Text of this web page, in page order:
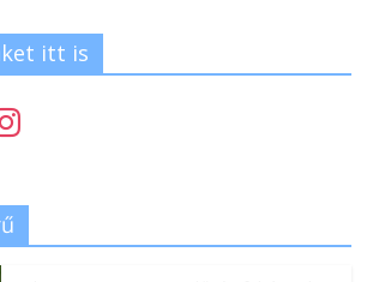
itt is